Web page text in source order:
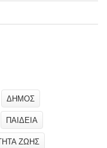
ΔΗΜΟΣ
ΠΑΙΔΕΙΑ
ΖΩΗΣ